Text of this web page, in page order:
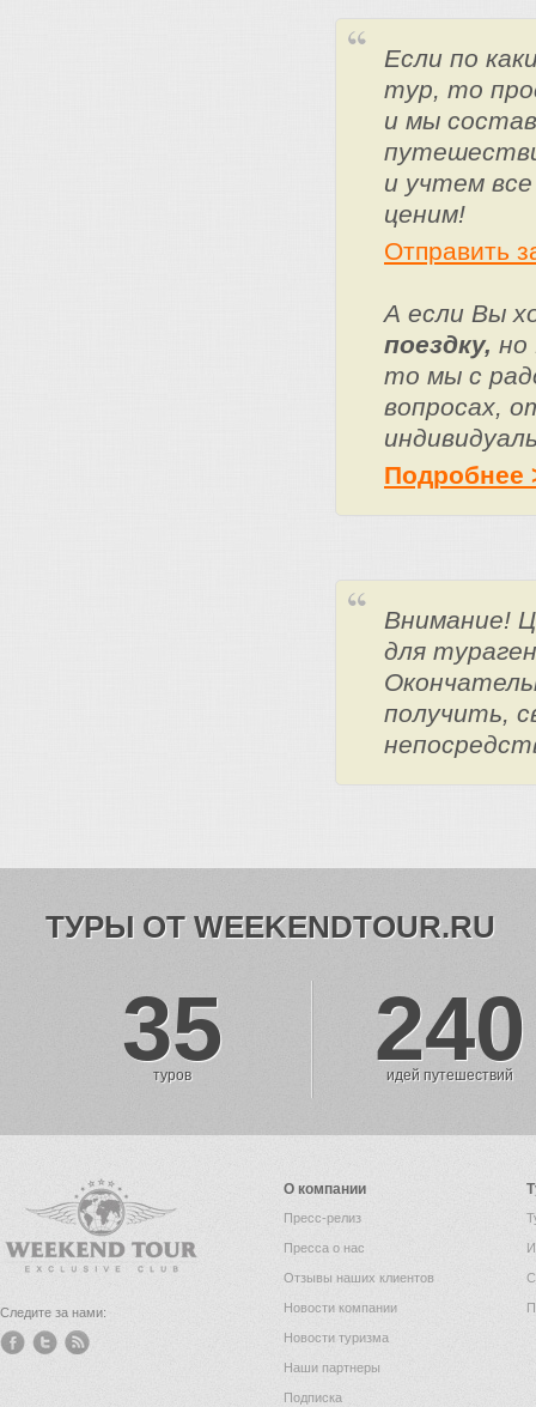
Если по
тур, то
и мы
и учтем
ценим!
Отправить
А если Вы
поездку, но
то мы с
вопросах,
Подробнее
Внимание!
для
получить,
ТУРЫ ОТ WEEKENDTOUR.RU
35
туров 240
идей путешествий
Следите за нами:
О компании
Пресс-релиз
Пресса о нас
Отзывы наших клиентов
Новости компании
Новости туризма
Наши партнеры
Подписка